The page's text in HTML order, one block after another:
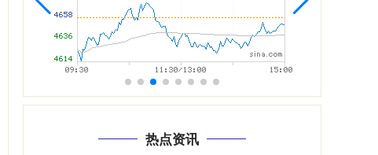
热点资讯